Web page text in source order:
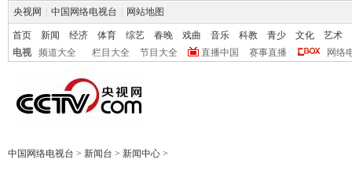
央视网 中国网络电视台 网站地图
首页 新闻 经济 体育 综艺 春晚 戏曲 音乐 科教 青少 文化
艺术
电视
频道大全 栏目大全 节目大全 直播中国 赛事直播 网络
中国网络电视台 > 新闻台 > 新闻中心 >